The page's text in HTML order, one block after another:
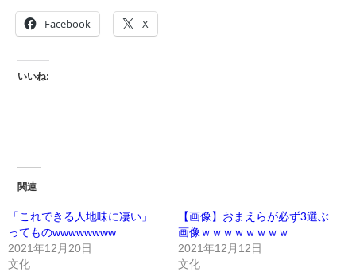
Facebook X
いいね:
関連
「これできる人地味に凄い」
ってものwwwwwwww
2021年12月20日
文化
【画像】おまえらが必ず3選ぶ
画像ｗｗｗｗｗｗｗｗ
2021年12月12日
文化